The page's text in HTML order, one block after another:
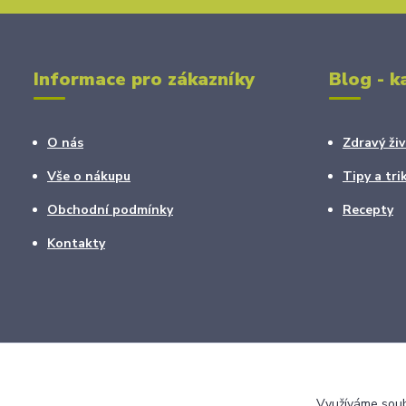
Informace pro zákazníky
O nás
Vše o nákupu
Obchodní podmínky
Kontakty
Blog -
Zdravý
Tipy a
Recepty